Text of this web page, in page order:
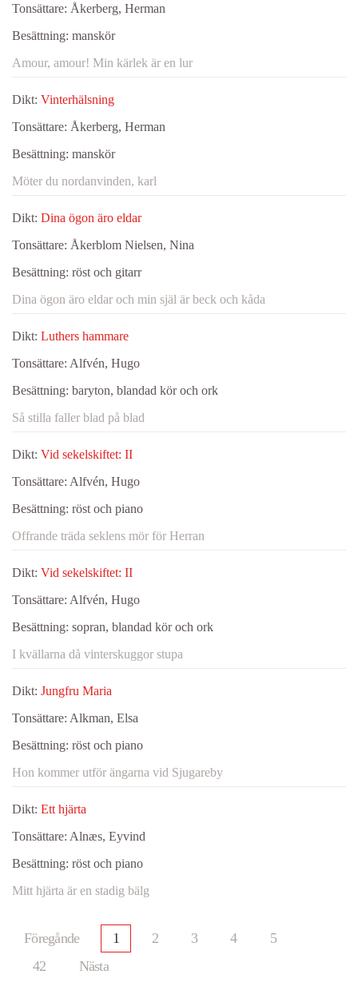
Tonsättare: Åkerberg, Herman
Besättning: manskör
Amour, amour! Min kärlek är en lur
Dikt: Vinterhälsning
Tonsättare: Åkerberg, Herman
Besättning: manskör
Möter du nordanvinden, karl
Dikt: Dina ögon äro eldar
Tonsättare: Åkerblom Nielsen, Nina
Besättning: röst och gitarr
Dina ögon äro eldar och min själ är beck och kåda
Dikt: Luthers hammare
Tonsättare: Alfvén, Hugo
Besättning: baryton, blandad kör och ork
Så stilla faller blad på blad
Dikt: Vid sekelskiftet: II
Tonsättare: Alfvén, Hugo
Besättning: röst och piano
Offrande träda seklens mör för Herran
Dikt: Vid sekelskiftet: II
Tonsättare: Alfvén, Hugo
Besättning: sopran, blandad kör och ork
I kvällarna då vinterskuggor stupa
Dikt: Jungfru Maria
Tonsättare: Alkman, Elsa
Besättning: röst och piano
Hon kommer utför ängarna vid Sjugareby
Dikt: Ett hjärta
Tonsättare: Alnæs, Eyvind
Besättning: röst och piano
Mitt hjärta är en stadig bälg
Föregånde 1 2 3 4
5
42
Nästa